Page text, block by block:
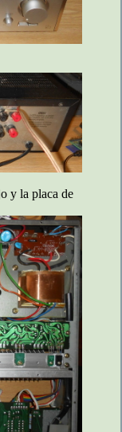
y la placa de